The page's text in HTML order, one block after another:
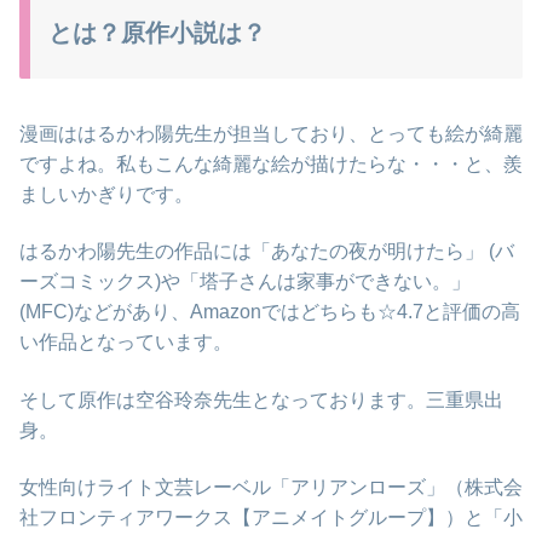
とは？原作小説は？
漫画ははるかわ陽先生が担当しており、とっても絵が綺麗
ですよね。私もこんな綺麗な絵が描けたらな・・・と、羨
ましいかぎりです。
はるかわ陽先生の作品には「あなたの夜が明けたら」 (バ
ーズコミックス)や「 塔子さんは家事ができない。」
(MFC)などがあり、Amazonではどちらも☆4.7と評価の高
い作品となっています。
そして原作は空谷玲奈先生となっております。三重県出
身。
女性向けライト文芸レーベル「アリアンローズ」（株式会
社フロンティアワークス【アニメイトグループ】）と「小